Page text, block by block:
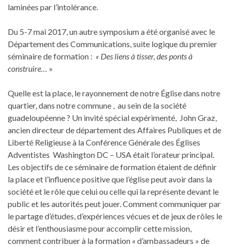
laminées par l’intolérance.
Du 5-7 mai 2017, un autre symposium a été organisé avec le
Département des Communications, suite logique du premier
séminaire de formation : « Des liens à tisser, des ponts à
construire…
»
Quelle est la place, le rayonnement de notre Église dans notre
quartier, dans notre commune , au sein de la société
guadeloupéenne ? Un invité spécial expérimenté, John Graz,
ancien directeur de département des Affaires Publiques et de
Liberté Religieuse à la Conférence Générale des Églises
Adventistes Washington DC – USA était l’orateur principal.
Les objectifs de ce séminaire de formation étaient de définir
la place et l’influence positive que l’église peut avoir dans la
société et le rôle que celui ou celle qui la représente devant le
public et les autorités peut jouer. Comment communiquer par
le partage d’études, d’expériences vécues et de jeux de rôles le
désir et l’enthousiasme pour accomplir cette mission,
comment contribuer à la formation « d’ambassadeurs » de